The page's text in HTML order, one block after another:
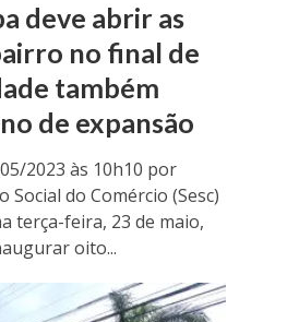
deve abrir as
no final de
também
de expansão
2023 às 10h10 por
Social do Comércio (Sesc)
terça-feira, 23 de maio,
oito...